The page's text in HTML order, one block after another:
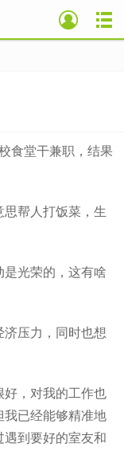
食堂干兼职，结果
帮人打饭菜，生
光荣的，这有啥
压力，同时也想
，对我的工作也
我已经能够精准地
到要好的室友和